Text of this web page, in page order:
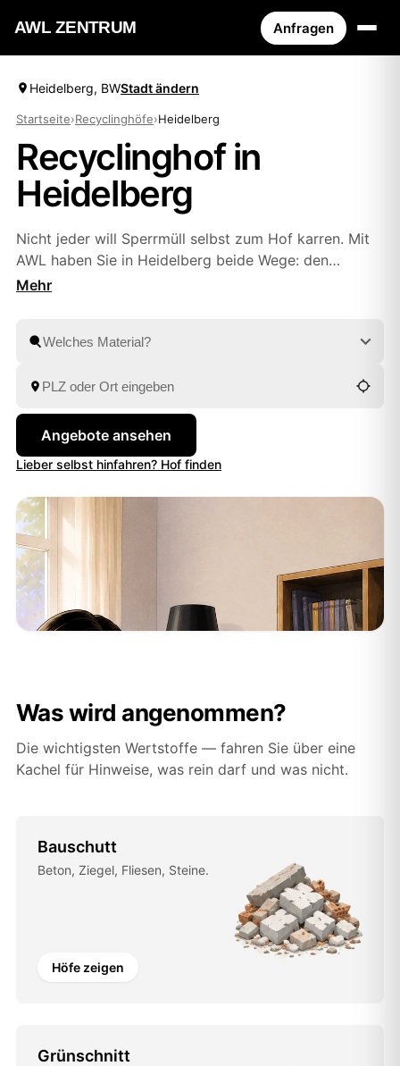
AWL ZENTRUM Anfragen
Heidelberg, BWStadt ändern
Startseite›Recyclinghöfe›Heidelberg
Recyclinghof in
Heidelberg
Nicht jeder will Sperrmüll selbst zum Hof karren. Mit
AWL haben Sie in Heidelberg beide Wege: den
nächsten Recyclinghof mit Adresse und
stellen eine kurze Anfrage und erhalten Festpreis-
Speyerzum Vergleichen. Fachgerechte Entsorgung ist
dabei selbstverständlich.
Angebote ansehen
Lieber selbst hinfahren? Hof finden
Was wird angenommen?
Die wichtigsten Wertstoffe — fahren Sie über eine
Kachel für Hinweise, was rein darf und was nicht.
Bauschutt
Beton, Ziegel, Fliesen, Steine.
Höfe zeigen
Grünschnitt